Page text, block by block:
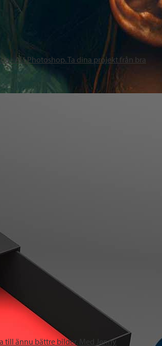
- AI i Photoshop. Ta dina projekt från bra
till ännu bättre bilder. Med Jenny